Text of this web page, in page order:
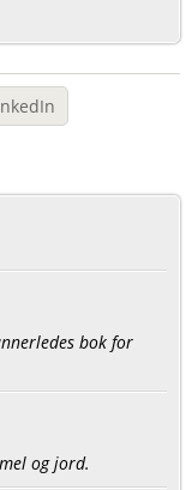
bok for
og jord.